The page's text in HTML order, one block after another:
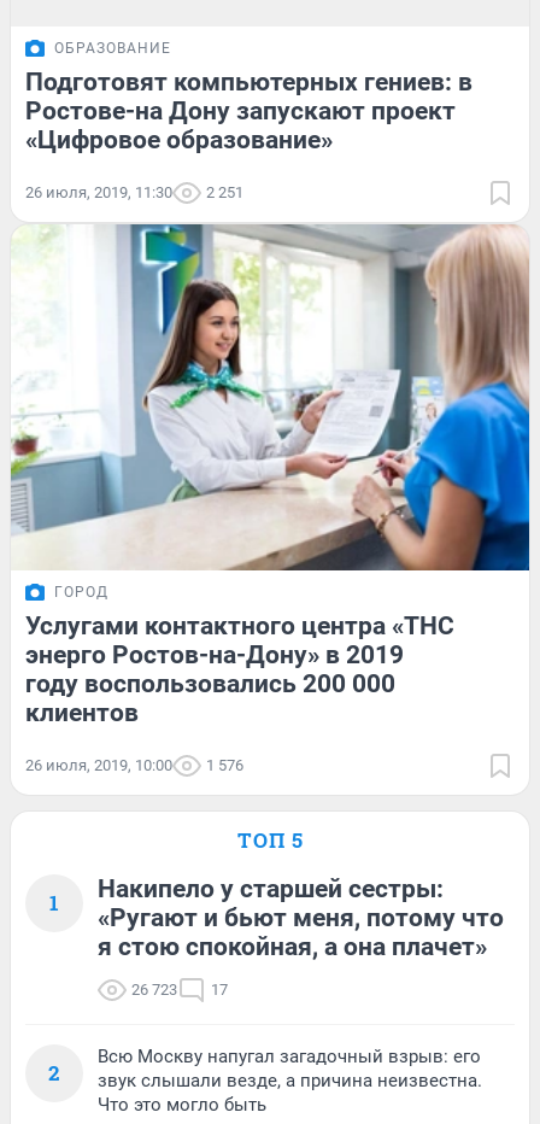
ОБРАЗОВАНИЕ
Подготовят компьютерных гениев: в
Ростове-на Дону запускают проект
«Цифровое образование»
26 июля, 2019, 11:30 2 251
ГОРОД
Услугами контактного центра «ТНС
энерго Ростов-на-Дону» в 2019
году воспользовались 200 000
клиентов
26 июля, 2019, 10:00 1 576
ТОП 5
1
Накипело у старшей сестры:
«Ругают и бьют меня, потому что
я стою спокойная, а она плачет»
26 723 17
2
Всю Москву напугал загадочный взрыв: его
звук слышали везде, а причина неизвестна.
Что это могло быть